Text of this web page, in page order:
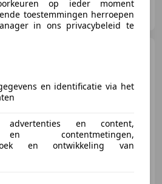
€ 5.495
op ieder moment
toestemmingen herroepen
in ons privacybeleid te
en identificatie via het
advertenties en content,
contentmetingen,
en ontwikkeling van